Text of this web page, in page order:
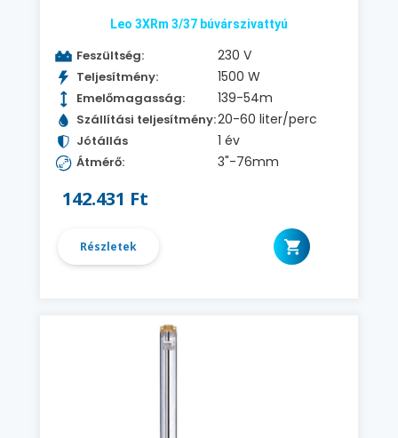
Leo 3XRm 3/37 búvárszivattyú
Feszültség: 230 V
Teljesítmény: 1500 W
Emelőmagasság: 139-54m
Szállítási teljesítmény:20-60 liter/perc
Jótállás 1 év
Átmérő: 3"-76mm
142.431 Ft
Részletek